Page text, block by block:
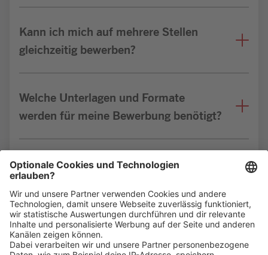
Kann ich mich auf mehrere Stellen
gleichzeitig bewerben?
Welche Unterlagen und Formate
werden für meine Bewerbung benötigt?
Bin ich für die Stelle geeignet?